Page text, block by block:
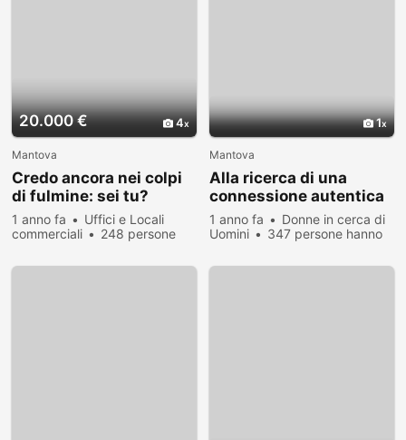
20.000 € 4
Mantova
Credo ancora nei colpi
di fulmine: sei tu?
1 anno fa
Uffici e Locali
commerciali
248 persone
1
Mantova
Alla ricerca di una
connessione autentica
1 anno fa
Donne in cerca di
Uomini
347 persone hanno